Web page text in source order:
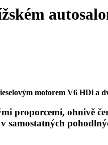
motorem V6 HDi a
proporcemi, ohnivě
samostatných